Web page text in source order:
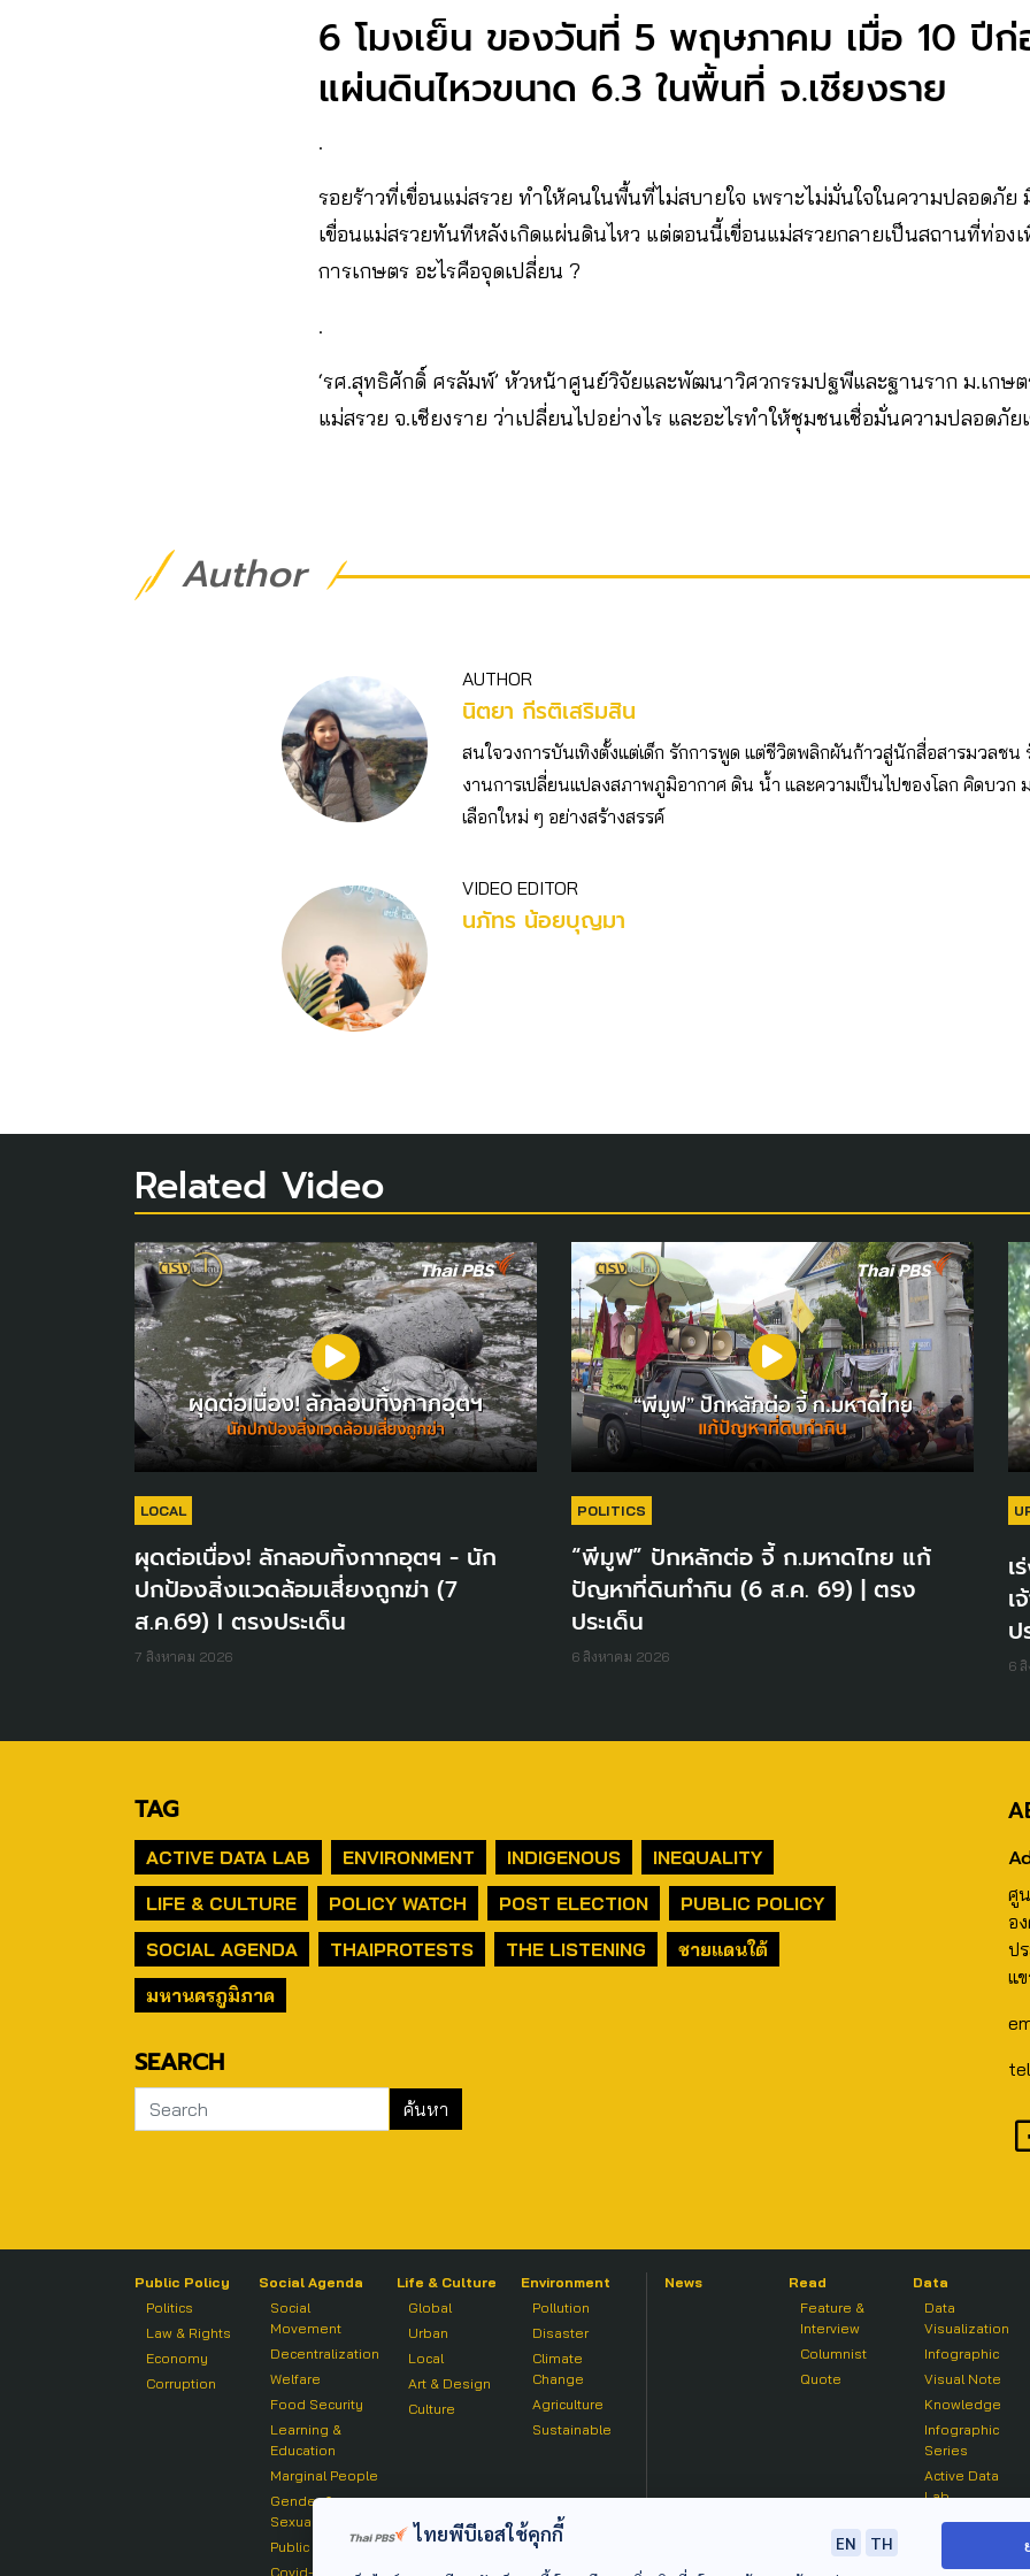
6 โมงเย็น ของวันที่ 5 พฤษภาคม เมื่อ 10 ปีก่
แผ่นดินไหวขนาด 6.3 ในพื้นที่ จ.เชียงราย
.
รอยร้าวที่เขื่อนแม่สรวย ทำให้คนในพื้นที่ไม่สบายใจ เพราะไม่มั่นใจในความปลอดภัย
เขื่อนแม่สรวยทันทีหลังเกิดแผ่นดินไหว แต่ตอนนี้เขื่อนแม่สรวยกลายเป็นสถานที่ท่องเ
การเกษตร อะไรคือจุดเปลี่ยน ?
.
‘รศ.สุทธิศักดิ์ ศรลัมพ์’ หัวหน้าศูนย์วิจัยและพัฒนาวิศวกรรมปฐพีและฐานราก ม.เกษ
แม่สรวย จ.เชียงราย ว่าเปลี่ยนไปอย่างไร และอะไรทำให้ชุมชนเชื่อมั่นความปลอดภัย
Author
AUTHOR
นิตยา กีรติเสริมสิน
สนใจวงการบันเทิงตั้งแต่เด็ก รักการพูด แต่ชีวิตพลิกผันก้าวสู่นักสื่อสารมวลชน
งานการเปลี่ยนแปลงสภาพภูมิอากาศ ดิน น้ำ และความเป็นไปของโลก คิดบวก
เลือกใหม่ ๆ อย่างสร้างสรรค์
VIDEO EDITOR
นภัทร น้อยบุญมา
Related Video
LOCAL
ผุดต่อเนื่อง! ลักลอบทิ้งกากอุตฯ - นัก
ปกป้องสิ่งแวดล้อมเสี่ยงถูกฆ่า (7
ส.ค.69) I ตรงประเด็น
7 สิงหาคม 2026
POLITICS
“พีมูฟ” ปักหลักต่อ จี้ ก.มหาดไทย แก้
ปัญหาที่ดินทำกิน (6 ส.ค. 69) | ตรง
ประเด็น
6 สิงหาคม 2026
เ
เ
ป
6
TAG
ACTIVE DATA LAB ENVIRONMENT INDIGENOUS
INEQUALITY
LIFE & CULTURE
POLICY WATCH POST ELECTION
PUBLIC POLICY
SOCIAL AGENDA
THAIPROTESTS THE LISTENING
ชายแดนใต้
มหานครภูมิภาค
SEARCH
ศู
อ
ป
แ
Public Policy
Politics
Law & Rights
Economy
Corruption
Social Agenda
Social
Movement
Decentralization
Welfare
Food Security
Learning &
Education
Marginal People
Gender &
Sexuality
Public Health
Covid-19
Life & Culture
Global
Urban
Local
Art & Design
Culture
Environment
Pollution
Disaster
Climate
Change
Agriculture
Sustainable
News
Read
Feature &
Interview
Columnist
Quote
Data
Data
Visualization
Infographic
Visual Note
Knowledge
Infographic
Series
Active Data
Lab
ไทยพีบีเอสใช้คุกกี้ EN
TH